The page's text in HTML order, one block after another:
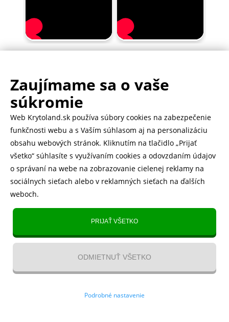
.
Rychlé doručenie 1-2 dní
Heurekazobraziť recenzie
Instagram5.643 fanúšikov
TikTok4.833 fanúšikov
Recenzie /Blog / Magazín
Zaujímame sa o vaše
súkromie
Web Krytoland.sk používa súbory cookies na zabezpečenie
funkčnosti webu a s Vaším súhlasom aj na personalizáciu
obsahu webových stránok. Kliknutím na tlačidlo „Prijať
všetko“ súhlasíte s využívaním cookies a odovzdaním údajov
o správaní na webe na zobrazovanie cielenej reklamy na
sociálnych sieťach alebo v reklamných sieťach na ďalších
weboch.
PRIJAŤ VŠETKO
ODMIETNUŤ VŠETKO
Podrobné nastavenie